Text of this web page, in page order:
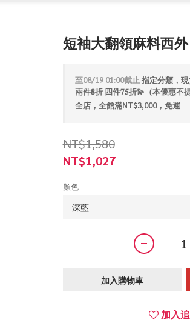
短袖大翻領麻料西外
至08/19 01:00截止 指定分類，現
兩件𝟖折 四件𝟕𝟓折💫（本優惠不
全店，全館滿NT$3,000，免運
NT$1,580
NT$1,027
顏色
加入購物車
加入